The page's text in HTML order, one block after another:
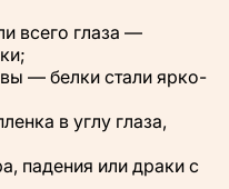
всего глаза —
— белки стали ярко-
в углу глаза,
падения или драки с